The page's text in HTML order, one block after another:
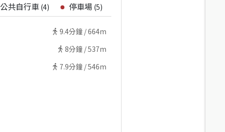
公共自行車 (4) 停車場 (5)
9.4分鐘 /664m
8分鐘 /537m
7.9分鐘 /546m